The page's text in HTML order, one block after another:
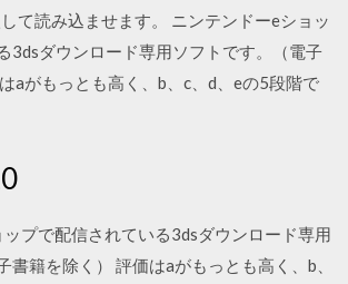
て読み込ませます。 ニンテンドーeショッ
3dsダウンロード専用ソフトです。（電子
aがもっとも高く、b、c、d、eの5段階で
ップで配信されている3dsダウンロード専用
書籍を除く） 評価はaがもっとも高く、b、